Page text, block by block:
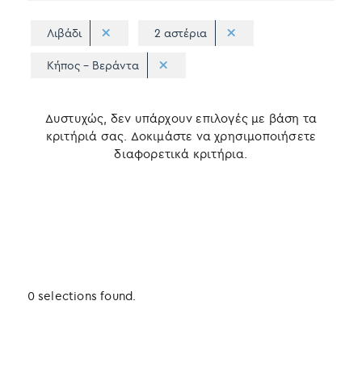
Λιβάδι 2 αστέρια
Κήπος - Βεράντα
Δυστυχώς, δεν υπάρχουν επιλογές με βάση τα
κριτήριά σας. Δοκιμάστε να χρησιμοποιήσετε
διαφορετικά κριτήρια.
0 selections found.